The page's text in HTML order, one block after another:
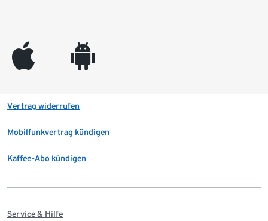
appleinc android
Vertrag widerrufen
Mobilfunkvertrag kündigen
Kaffee-Abo kündigen
Service & Hilfe